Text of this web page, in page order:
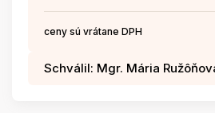
ceny sú vrátane DPH
Schválil: Mgr. Mária